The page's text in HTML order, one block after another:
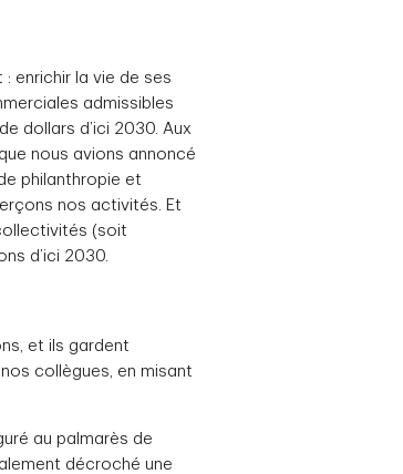
: enrichir la vie de ses
admissibles
dollars d’ici 2030. Aux
nous avions annoncé
philanthropie et
nos activités. Et
(soit
d’ici 2030.
et ils gardent
collègues, en misant
au palmarès de
décroché une